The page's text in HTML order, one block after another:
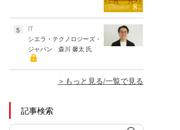
5
IT
シエラ・テクノロジーズ・
ジャパン 森川 馨太 氏
もっと見る/一覧で見る
記事検索